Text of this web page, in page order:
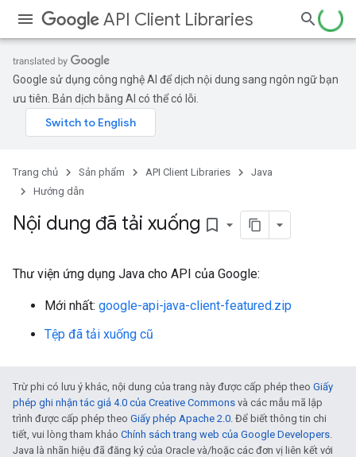
API Client Libraries
Google sử dụng công nghệ AI để dịch nội dung sang ngôn ngữ bạn
ưu tiên. Bản dịch bằng AI có thể có lỗi.
Trang chủ Sản phẩm API Client Libraries
Java
Hướng dẫn
Nội dung đã tải xuống bookmark_border
Thư viện ứng dụng Java cho API của Google:
Mới nhất: google-api-java-client-featured.zip
Tệp đã tải xuống cũ
Trừ phi có lưu ý khác, nội dung của trang này được cấp phép theo Giấy
phép ghi nhận tác giả 4.0 của Creative Commons và các mẫu mã lập
trình được cấp phép theo Giấy phép Apache 2.0. Để biết thông tin chi
tiết, vui lòng tham khảo Chính sách trang web của Google Developers.
Java là nhãn hiệu đã đăng ký của Oracle và/hoặc các đơn vị liên kết với